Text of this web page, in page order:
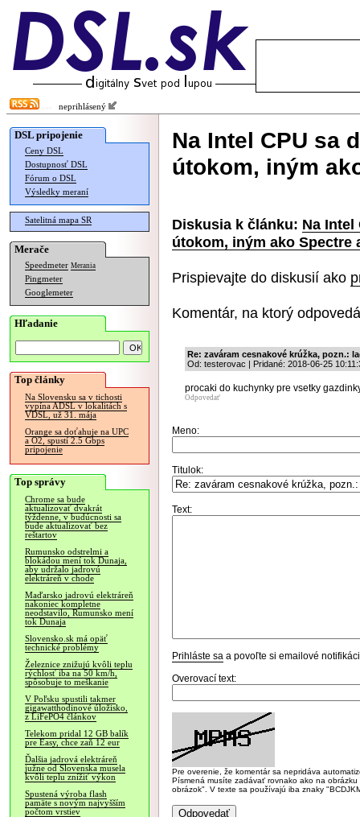
neprihlásený
DSL pripojenie
Ceny DSL
Dostupnosť DSL
Fórum o DSL
Výsledky meraní
Satelitná mapa SR
Merače
Speedmeter Merania
Pingmeter
Googlemeter
Hľadanie
Top články
Na Slovensku sa v tichosti
vypína ADSL v lokalitách s
VDSL, už 31. mája
Orange sa doťahuje na UPC
a O2, spustí 2.5 Gbps
pripojenie
Top správy
Chrome sa bude
aktualizovať dvakrát
týždenne, v budúcnosti sa
bude aktualizovať bez
reštartov
Rumunsko odstrelmi a
blokádou mení tok Dunaja,
aby udržalo jadrovú
elektráreň v chode
Maďarsko jadrovú elektráreň
nakoniec kompletne
neodstavilo, Rumunsko mení
tok Dunaja
Slovensko.sk má opäť
technické problémy
Železnice znižujú kvôli teplu
rýchlosť iba na 50 km/h,
spôsobuje to meškanie
V Poľsku spustili takmer
gigawatthodinové úložisko,
z LiFePO4 článkov
Telekom pridal 12 GB balík
pre Easy, chce zaň 12 eur
Ďalšia jadrová elektráreň
južne od Slovenska musela
kvôli teplu znížiť výkon
Spustená výroba flash
pamäte s novým najvyšším
počtom vrstiev
Na Intel CPU sa
útokom, iným
Diskusia k článku: Na
útokom, iným ako Spectre
Prispievajte do diskusií ako
Komentár, na ktorý
Re: zaváram cesnakové krúžka, pozn.:
Od: testerovac | Pridané: 2018-06-25
procaki do kuchynky pre vsetky
Odpovedať
Meno:
Titulok:
Text:
Prihláste sa a povoľte si emailové
Overovací text:
Pre overenie, že komentár sa nepridáva
Písmená musíte zadávať rovnako ako na
obrázok". V texte sa používajú iba znaky